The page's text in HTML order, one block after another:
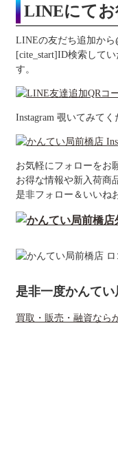
LINEにてお
LINEの友だち追加から
[cite_start]ID検索して
す。
Instagram 覗いてみてく
お気軽にフォローをお
お得な情報や新入荷商
是非フォロー＆いいね
是非一度かんて
買取・販売・融資なら